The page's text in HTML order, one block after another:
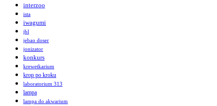
interzoo
ista
iwagumi
jbl
jebao doser
jonizator
konkurs
krewetkarium
krop po kroku
laboratorium 313
lampa
lampa do akwarium